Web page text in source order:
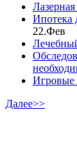
Ипотека
22.Фев
Игровые
Далее>>